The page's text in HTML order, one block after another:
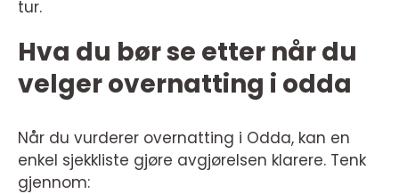
tur.
Hva du bør se etter når du
velger overnatting i odda
Når du vurderer overnatting i Odda, kan en
enkel sjekkliste gjøre avgjørelsen klarere. Tenk
gjennom: